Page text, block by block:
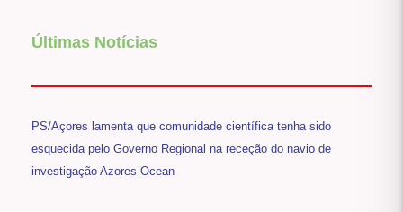
Últimas Notícias
PS/Açores lamenta que comunidade científica tenha sido
esquecida pelo Governo Regional na receção do navio de
investigação Azores Ocean